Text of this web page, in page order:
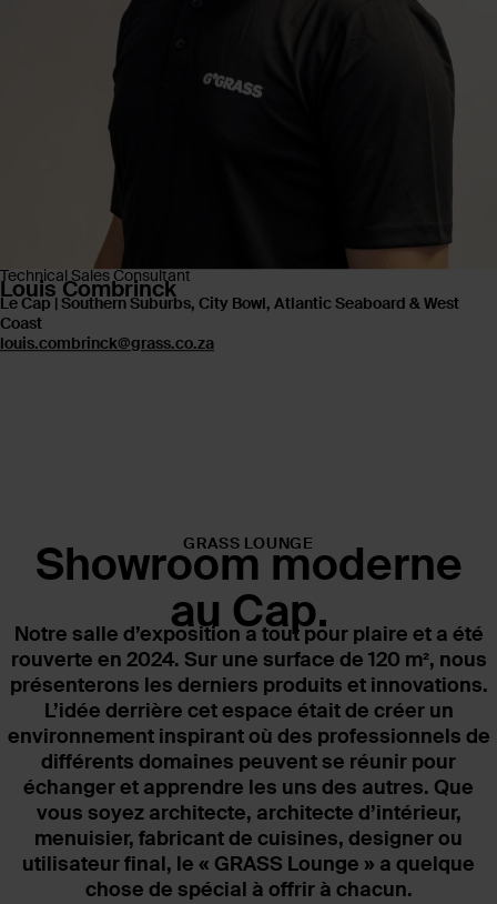
Technical Sales Consultant
Louis Combrinck
Le Cap | Southern Suburbs, City Bowl, Atlantic Seaboard & West
Coast
louis.combrinck@grass.co.za
GRASS LOUNGE
Showroom moderne
au Cap.
Notre salle d’exposition a tout pour plaire et a été
rouverte en 2024. Sur une surface de 120 m², nous
présenterons les derniers produits et innovations.
L’idée derrière cet espace était de créer un
environnement inspirant où des professionnels de
différents domaines peuvent se réunir pour
échanger et apprendre les uns des autres. Que
vous soyez architecte, architecte d’intérieur,
menuisier, fabricant de cuisines, designer ou
utilisateur final, le « GRASS Lounge » a quelque
chose de spécial à offrir à chacun.